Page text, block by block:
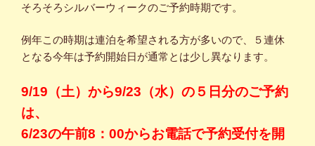
そろそろシルバーウィークのご予約時期です。
例年この時期は連泊を希望される方が多いので、５連休
となる今年は予約開始日が通常とは少し異なります。
9/19（土）から9/23（水）の５日分のご予約
は、
6/23の午前8：00からお電話で予約受付を開